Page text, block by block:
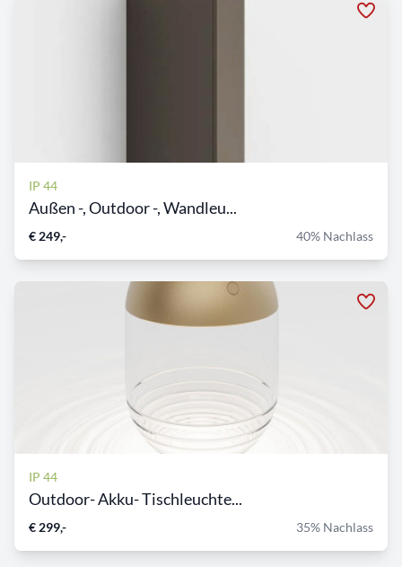
IP 44
Außen -, Outdoor -, Wandleu...
€ 249,- 40% Nachlass
IP 44
Outdoor- Akku- Tischleuchte...
€ 299,- 35% Nachlass